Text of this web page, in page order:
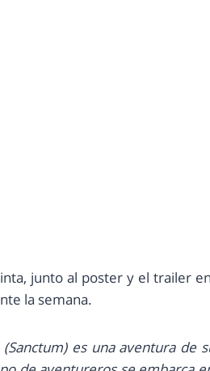
junto al poster y el trailer
la semana.
es una aventura de